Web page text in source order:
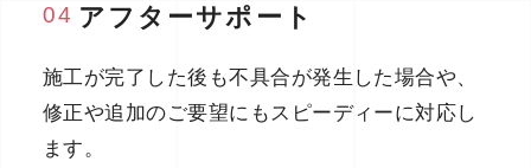
04 アフターサポート
施工が完了した後も不具合が発生した場合や、
修正や追加のご要望にもスピーディーに対応し
ます。